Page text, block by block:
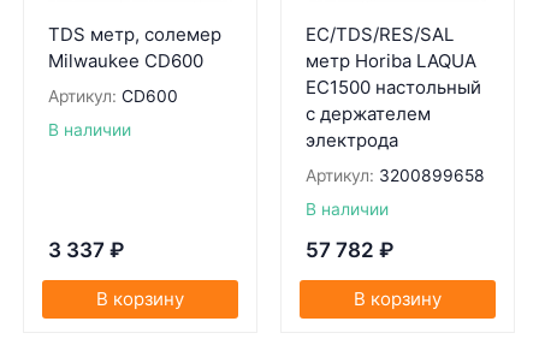
TDS метр, солемер
Milwaukee CD600
Артикул: CD600
В наличии
3 337 ₽
В корзину
EC/TDS/RES/SAL
метр Horiba LAQUA
EC1500 настольный
с держателем
электрода
Артикул: 3200899658
В наличии
57 782 ₽
В корзину